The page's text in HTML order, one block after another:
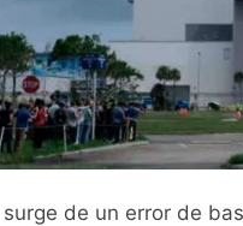
de un error de